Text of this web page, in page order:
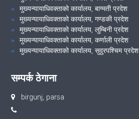
मुख्यन्यायाधिवक्ताको कार्यालय, बाग्मती प्रदेश
मुख्यन्यायाधिवक्ताको कार्यालय, गण्डकी प्रदेश
मुख्यन्यायाधिवक्ताको कार्यालय, लुम्बिनी प्रदेश
मुख्यन्यायाधिवक्ताको कार्यालय, कर्णाली प्रदेश
मुख्यन्यायाधिवक्ताको कार्यालय, सुदुरपश्चिम प्रदेश
सम्पर्क ठेगाना
birgunj, parsa